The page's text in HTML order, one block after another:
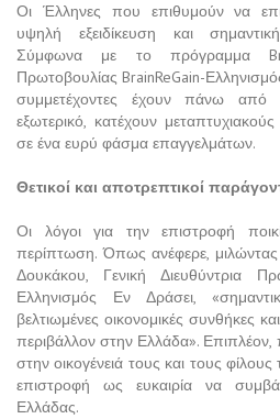
Οι Έλληνες που επιθυμούν να
υψηλή εξειδίκευση και
Σύμφωνα με το πρόγραμμα
Πρωτοβουλίας BrainReGain-
συμμετέχοντες έχουν πάνω από
εξωτερικό, κατέχουν
σε ένα ευρύ φάσμα επαγγελμάτων.
Θετικοί και αποτρεπτικοί
Οι λόγοι για την επιστροφή
περίπτωση. Όπως ανέφερε,
Δουκάκου, Γενική Διευθύντρια
Ελληνισμός Εν Δράσει,
βελτιωμένες οικονομικές συνθήκες
περιβάλλον στην Ελλάδα». Επιπλέον,
στην οικογένειά τους και τους
επιστροφή ως ευκαιρία να
Ελλάδας.